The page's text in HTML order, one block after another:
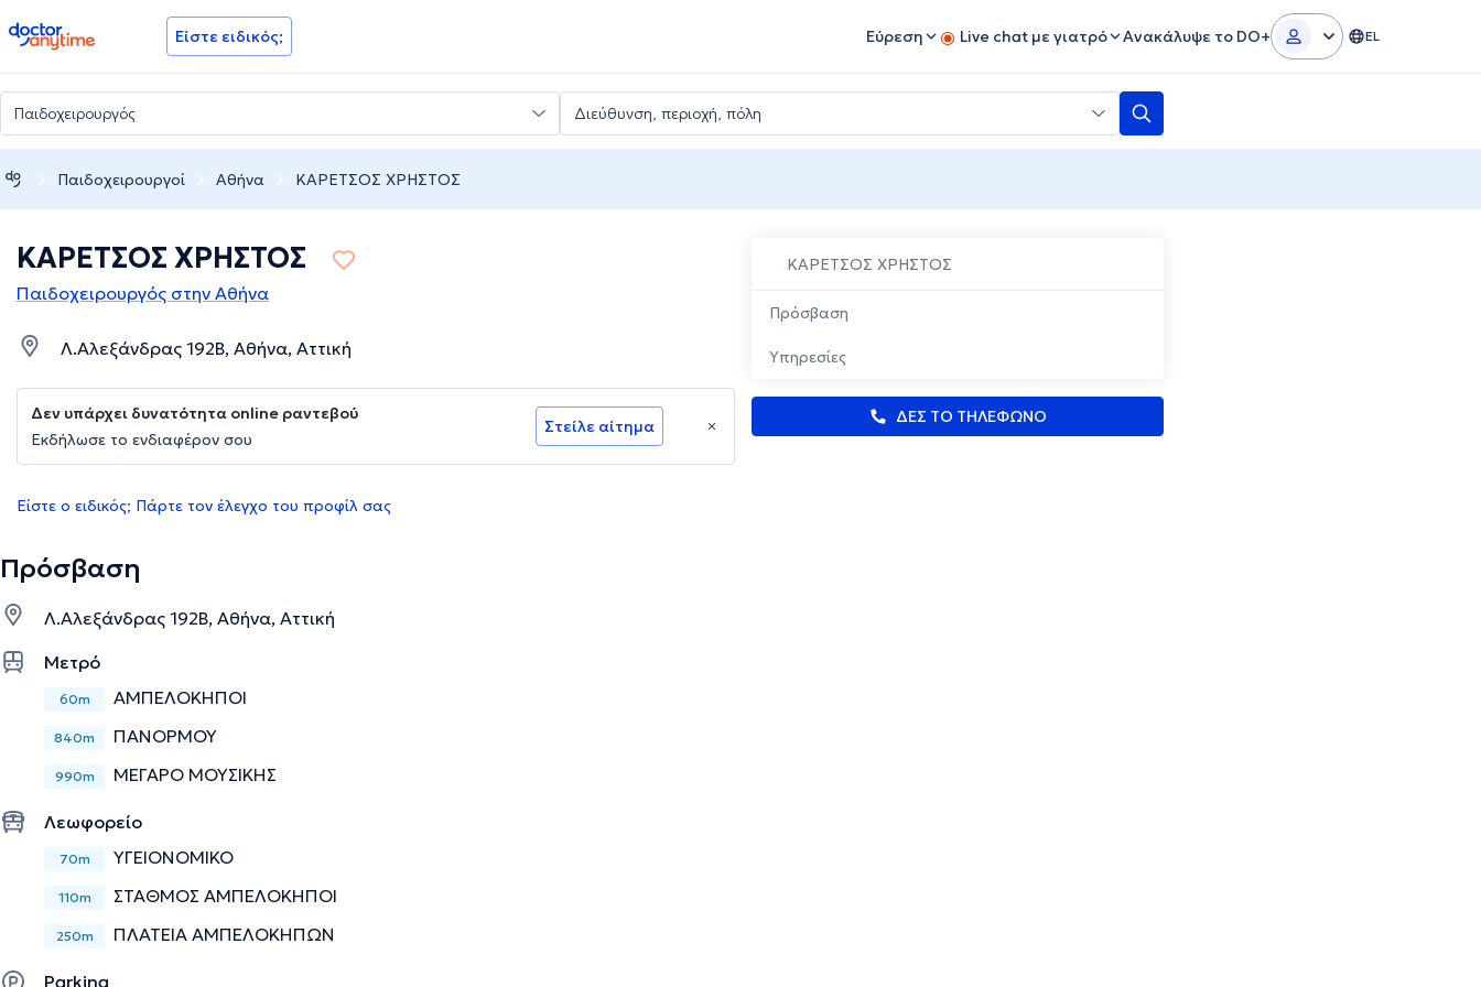
doctoranytime Είστε ειδικός; Εύρεση Live chat με γιατρό Ανακάλυψε το DO+ EL
Παιδοχειρουργοί Αθήνα ΚΑΡΕΤΣΟΣ ΧΡΗΣΤΟΣ
ΚΑΡΕΤΣΟΣ ΧΡΗΣΤΟΣ
Πρόσβαση
Υπηρεσίες
ΔΕΣ ΤΟ ΤΗΛΕΦΩΝΟ
ΚΑΡΕΤΣΟΣ ΧΡΗΣΤΟΣ
Παιδοχειρουργός στην Αθήνα
Λ.Αλεξάνδρας 192Β, Αθήνα, Αττική
Δεν υπάρχει δυνατότητα online ραντεβού
Εκδήλωσε το ενδιαφέρον σου
Στείλε αίτημα
Είστε ο ειδικός; Πάρτε τον έλεγχο του προφίλ σας
Πρόσβαση
Λ.Αλεξάνδρας 192Β, Αθήνα, Αττική
Μετρό
60m ΑΜΠΕΛΟΚΗΠΟΙ
840m ΠΑΝΟΡΜΟΥ
990m ΜΕΓΑΡΟ ΜΟΥΣΙΚΗΣ
Λεωφορείο
70m ΥΓΕΙΟΝΟΜΙΚΟ
110m ΣΤΑΘΜΟΣ ΑΜΠΕΛΟΚΗΠΟΙ
250m ΠΛΑΤΕΙΑ ΑΜΠΕΛΟΚΗΠΩΝ
Parking